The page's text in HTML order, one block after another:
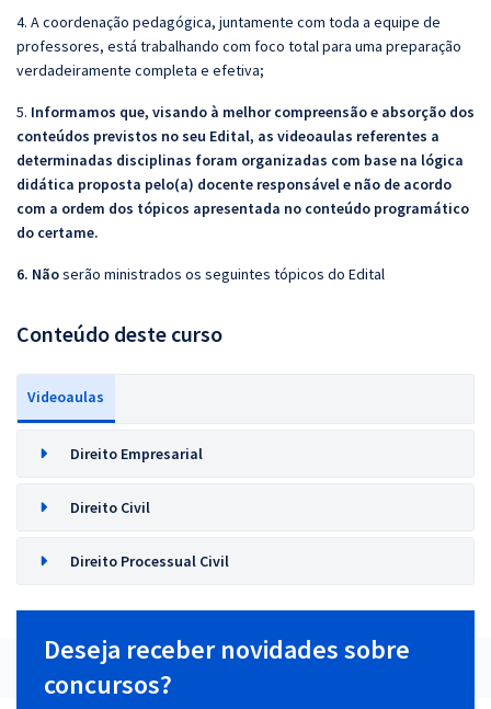
4. A coordenação pedagógica, juntamente com toda a equipe de
professores, está trabalhando com foco total para uma preparação
verdadeiramente completa e efetiva;
5. Informamos que, visando à melhor compreensão e absorção dos
conteúdos previstos no seu Edital, as videoaulas referentes a
determinadas disciplinas foram organizadas com base na lógica
didática proposta pelo(a) docente responsável e não de acordo
com a ordem dos tópicos apresentada no conteúdo programático
do certame.
6. Nãoserão ministrados os seguintes tópicos do Edital
Conteúdo deste curso
Videoaulas
Direito Empresarial
Direito Civil
Direito Processual Civil
Deseja receber novidades sobre
concursos?